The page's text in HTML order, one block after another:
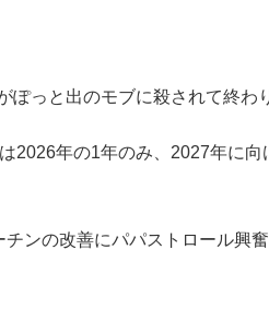
アムズと交渉
震支援を申し
も恐れる日本
【悲報】防
認。どう言
E5甲はウイ
ぽっと出のモブに殺されて終
2026年の1年のみ、2027年に
ンの改善にパパストロール興